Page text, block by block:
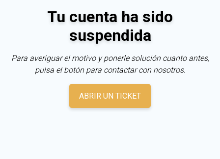
Tu cuenta ha sido
suspendida
Para averiguar el motivo y ponerle solución cuanto antes,
pulsa el botón para contactar con nosotros.
ABRIR UN TICKET